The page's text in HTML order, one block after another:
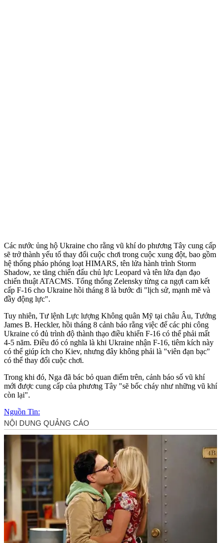
Các nước ủng hộ Ukraine cho rằng vũ khí do phương Tây cung cấp
sẽ trở thành yếu tố thay đổi cuộc chơi trong cuộc xung đột, bao gồm
hệ thống pháo phóng loạt HIMARS, tên lửa hành trình Storm
Shadow, xe tăng chiến đấu chủ lực Leopard và tên lửa đạn đạo
chiến thuật ATACMS. Tổng thống Zelensky từng ca ngợi cam kết
cấp F-16 cho Ukraine hồi tháng 8 là bước đi "lịch sử, mạnh mẽ và
đầy động lực".
Tuy nhiên, Tư lệnh Lực lượng Không quân Mỹ tại châu Âu, Tướng
James B. Heckler, hồi tháng 8 cảnh báo rằng việc để các phi công
Ukraine có đủ trình độ thành thạo điều khiển F-16 có thể phải mất
4-5 năm. Điều đó có nghĩa là khi Ukraine nhận F-16, tiêm kích này
có thể giúp ích cho Kiev, nhưng đây không phải là "viên đạn bạc"
có thể thay đổi cuộc chơi.
Trong khi đó, Nga đã bác bỏ quan điểm trên, cảnh báo số vũ khí
mới được cung cấp của phương Tây "sẽ bốc cháy như những vũ khí
còn lại".
Nguồn Tin: